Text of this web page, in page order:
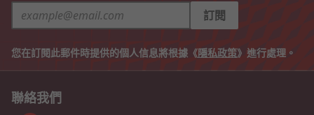
訂閱
您在訂閱此郵件時提供的個人信息將根據《隱私政策》進行處理。
聯絡我們